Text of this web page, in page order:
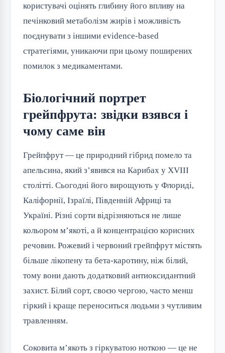
користувачі оцінять глибину його впливу на
печінковий метаболізм жирів і можливість
поєднувати з іншими evidence-based
стратегіями, уникаючи при цьому поширених
помилок з медикаментами.
Біологічний портрет
грейпфрута: звідки взявся і
чому саме він
Грейпфрут — це природний гібрид помело та
апельсина, який з’явився на Карибах у XVIII
столітті. Сьогодні його вирощують у Флориді,
Каліфорнії, Ізраїлі, Південній Африці та
Україні. Різні сорти відрізняються не лише
кольором м’якоті, а й концентрацією корисних
речовин. Рожевий і червоний грейпфрут містять
більше лікопену та бета-каротину, ніж білий,
тому вони дають додатковий антиоксидантний
захист. Білий сорт, своєю чергою, часто менш
гіркий і краще переноситься людьми з чутливим
травленням.
Соковита м’якоть з гіркуватою ноткою — це не